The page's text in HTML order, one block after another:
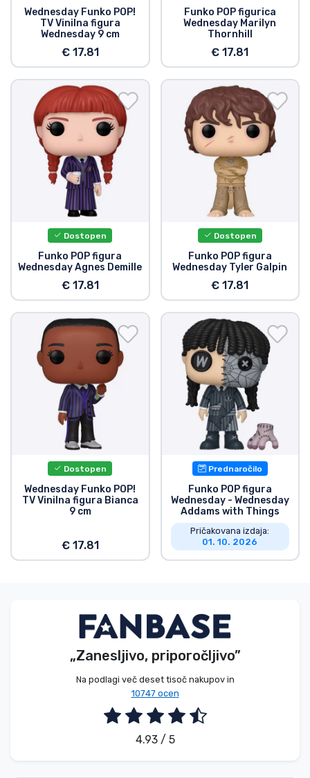
Wednesday Funko POP!
TV Vinilna figura
Wednesday 9 cm
€ 17.81
Funko POP figurica
Wednesday Marilyn
Thornhill
€ 17.81
Dostopen
Funko POP figura
Wednesday Agnes Demille
€ 17.81
Dostopen
Funko POP figura
Wednesday Tyler Galpin
€ 17.81
Dostopen
Wednesday Funko POP!
TV Vinilna figura Bianca
9 cm
€ 17.81
Prednaročilo
Funko POP figura
Wednesday - Wednesday
Addams with Things
Pričakovana izdaja:
01. 10. 2026
„Zanesljivo, priporočljivo”
Na podlagi več deset tisoč nakupov in
10747 ocen
4.93 / 5